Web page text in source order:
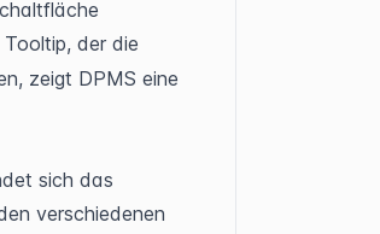
der die
zeigt DPMS eine
verschiedenen